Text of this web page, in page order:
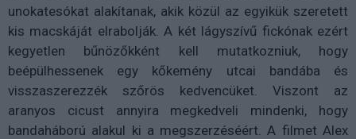
unokatesókat alakítanak, akik közül az egyikük szeretett
kis macskáját elrabolják. A két lágyszívű fickónak ezért
kegyetlen bűnözőkként kell mutatkozniuk, hogy
beépülhessenek egy kőkemény utcai bandába és
visszaszerezzék szőrös kedvencüket. Viszont az
aranyos cicust annyira megkedveli mindenki, hogy
bandaháború alakul ki a megszerzéséért. A filmet Alex